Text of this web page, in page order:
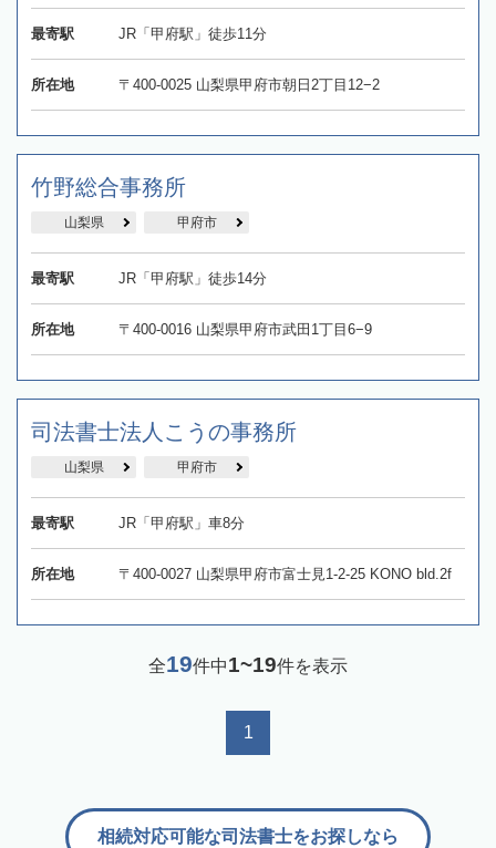
最寄駅 JR「甲府駅」徒歩11分
所在地 〒400-0025 山梨県甲府市朝日2丁目12−2
竹野総合事務所
山梨県 甲府市
最寄駅 JR「甲府駅」徒歩14分
所在地 〒400-0016 山梨県甲府市武田1丁目6−9
司法書士法人こうの事務所
山梨県 甲府市
最寄駅 JR「甲府駅」車8分
所在地 〒400-0027 山梨県甲府市富士見1-2-25 KONO bld.2f
全19件中1~19件を表示
1
相続対応可能な司法書士をお探しなら